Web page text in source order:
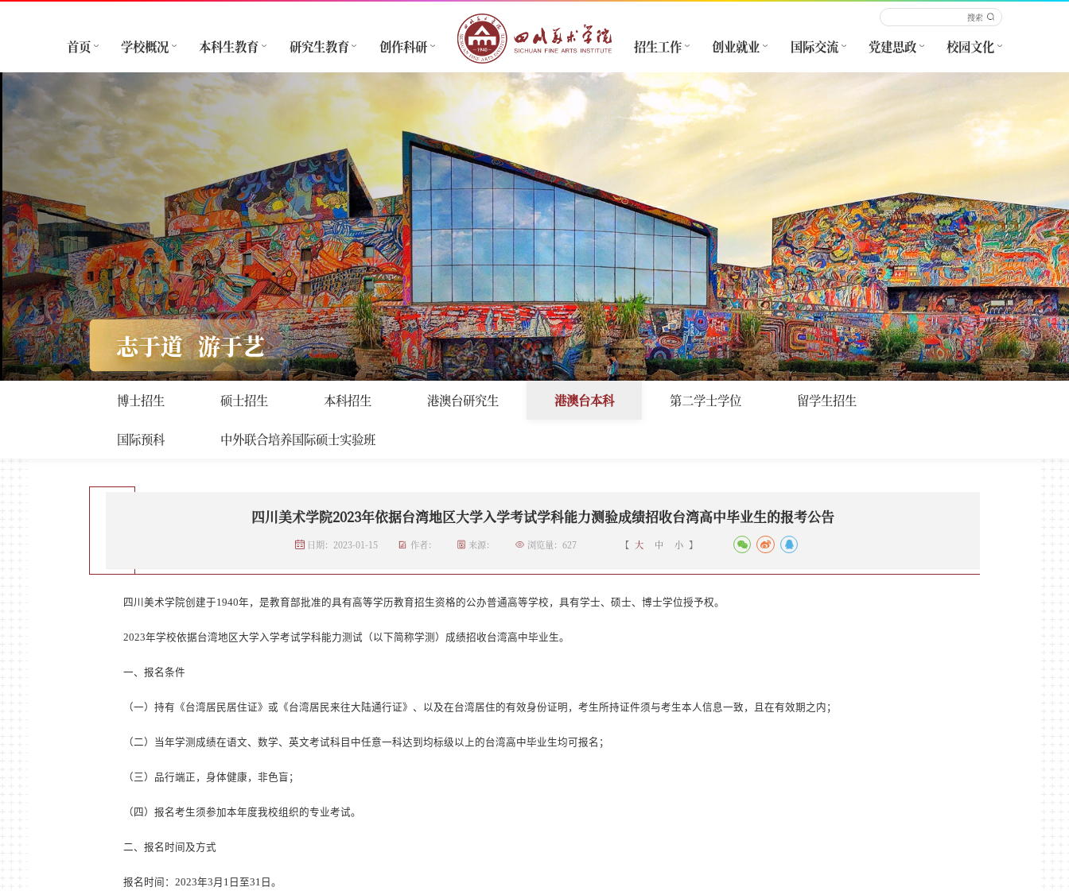
首页 学校概况 本科生教育 研究生教育 创作科研 招生工作 创业就业 国际交流 党建思政 校园文化
志于道 游于艺
招生工作 首页 > 港澳台本科
博士招生 硕士招生 本科招生 港澳台研究生 港澳台本科 第二学士学位 留学生招生
国际预科 中外联合培养国际硕士实验班
四川美术学院2023年依据台湾地区大学入学考试学科能力测验成绩招收台湾高中毕业生的报考公告
日期：2023-01-15 作者： 来源： 浏览量： 627 【 大 中 小 】
四川美术学院创建于1940年，是教育部批准的具有高等学历教育招生资格的公办普通高等学校，具有学士、硕士、博士学位授予权。
2023年学校依据台湾地区大学入学考试学科能力测试（以下简称学测）成绩招收台湾高中毕业生。
一、 报名条件
（一） 持有《台湾居民居住证》或《台湾居民来往大陆通行证》、以及在台湾居住的有效身份证明，考生所持证件须与考生本人信息一致，且在有效期之内；
（二） 当年学测成绩在语文、数学、英文考试科目中任意一科达到均标级以上的台湾高中毕业生均可报名；
（三） 品行端正，身体健康，非色盲；
（四）报名考生须参加本年度我校组织的专业考试。
二、报名时间及方式
报名时间： 2023年3月 1 日至31 日。